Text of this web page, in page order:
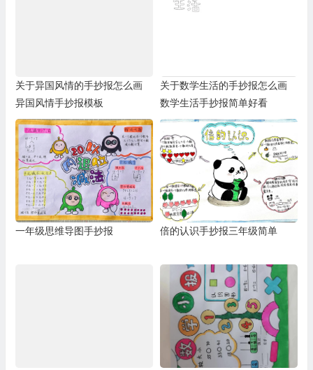
关于异国风情的手抄报怎么画
异国风情手抄报模板
关于数学生活的手抄报怎么画
数学生活手抄报简单好看
一年级思维导图手抄报 倍的认识手抄报三年级简单